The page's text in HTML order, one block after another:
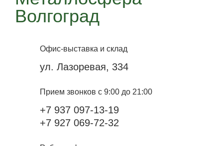
Волгоград
Офис-выставка и склад
ул. Лазоревая, 334
Прием звонков с 9:00 до 21:00
+7 937 097-13-19
+7 927 069-72-32